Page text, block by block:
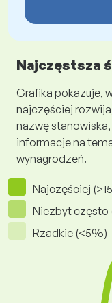
Najczęstsza
Grafika pokazuje,
najczęściej
nazwę
informacje na
wynagrodzeń.
Najczęściej
Niezbyt często
Rzadkie (<5%)